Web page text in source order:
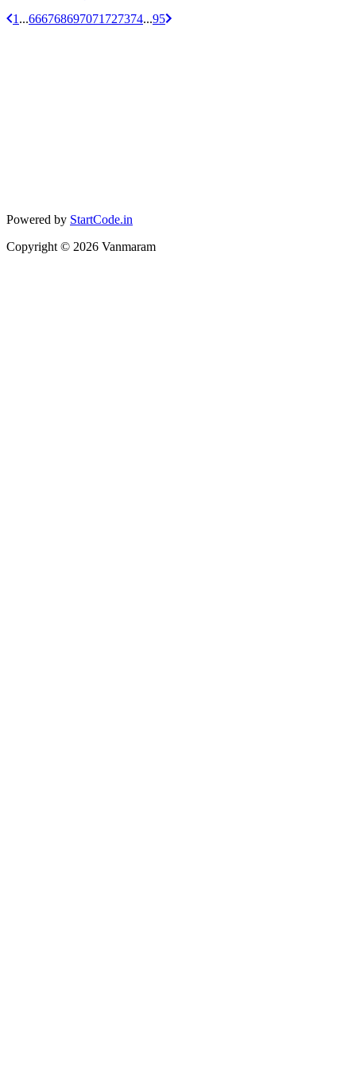
1 ...666768697071 727374...95
Powered by StartCode.in
Copyright © 2026 Vanmaram